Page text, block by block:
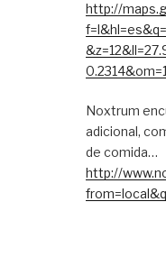
http://
Noxtrum
adicional,
de comida…
http://